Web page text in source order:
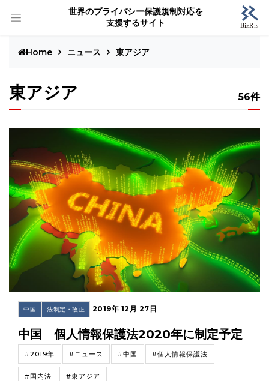
世界のプライバシー保護規制対応を
支援するサイト
Home ニュース 東アジア
東アジア 56件
中国 法制定・改正 2019年 12月 27日
中国 個人情報保護法2020年に制定予定
#2019年 #ニュース #中国 #個人情報保護法
#国内法 #東アジア